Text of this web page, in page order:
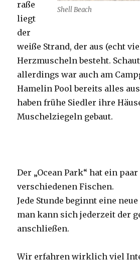
Shell Beach
raße
liegt
der
weiße Strand, der aus (echt
Herzmuscheln besteht.
allerdings war auch am
Hamelin Pool bereits alles
haben frühe Siedler ihre
Muschelziegeln gebaut.
Der „Ocean Park“ hat ein
verschiedenen Fischen.
Jede Stunde beginnt eine
man kann sich jederzeit der
anschließen.
Wir erfahren wirklich viel